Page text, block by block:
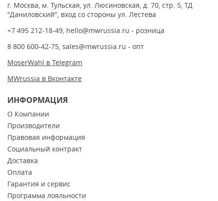
г. Москва, м. Тульская, ул. Люсиновская, д. 70, стр. 5, ТД
"Даниловский", вход со стороны ул. Лестева
+7 495 212-18-49, hello@mwrussia.ru - розница
8 800 600-42-75, sales@mwrussia.ru - опт
MoserWahl в Telegram
MWrussia в Вконтакте
ИНФОРМАЦИЯ
О Компании
Производители
Правовая информация
Социальный контракт
Доставка
Оплата
Гарантия и сервис
Программа лояльности